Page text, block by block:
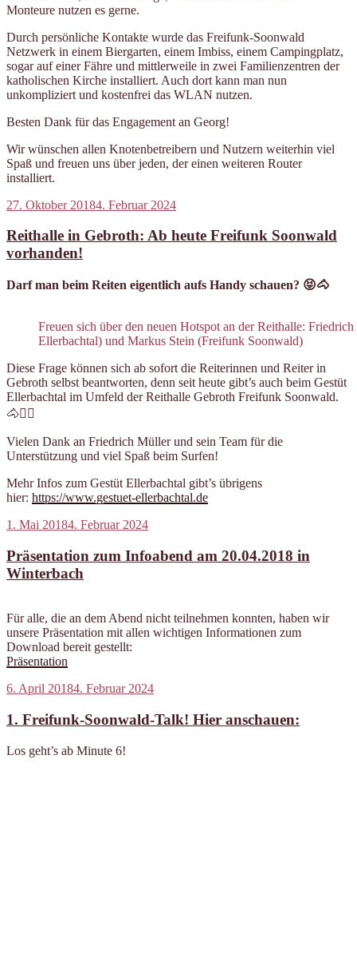
Monteure nutzen es gerne.
Durch persönliche Kontakte wurde das Freifunk-Soonwald
Netzwerk in einem Biergarten, einem Imbiss, einem Campingplatz,
sogar auf einer Fähre und mittlerweile in zwei Familienzentren der
katholischen Kirche installiert. Auch dort kann man nun
unkompliziert und kostenfrei das WLAN nutzen.
Besten Dank für das Engagement an Georg!
Wir wünschen allen Knotenbetreibern und Nutzern weiterhin viel
Spaß und freuen uns über jeden, der einen weiteren Router
installiert.
Veröffentlicht
27. Oktober 20184. Februar 2024
Reithalle in Gebroth: Ab heute Freifunk Soonwald
vorhanden!
Darf man beim Reiten eigentlich aufs Handy schauen? 😝🐴
Freuen sich über den neuen Hotspot an der Reithalle:
Ellerbachtal) und Markus Stein (Freifunk Soonwald)
Diese Frage können sich ab sofort die Reiterinnen und Reiter in
Gebroth selbst beantworten, denn seit heute gibt’s auch beim Gestüt
Ellerbachtal im Umfeld der Reithalle Gebroth Freifunk Soonwald.
🐴✌🏻
Vielen Dank an Friedrich Müller und sein Team für die
Unterstützung und viel Spaß beim Surfen!
Mehr Infos zum Gestüt Ellerbachtal gibt’s übrigens
hier: https://www.gestuet-ellerbachtal.de
Veröffentlicht
1. Mai 20184. Februar 2024
Präsentation zum Infoabend am 20.04.2018 in
Winterbach
Für alle, die an dem Abend nicht teilnehmen konnten, haben wir
unsere Präsentation mit allen wichtigen Informationen zum
Download bereit gestellt:
Präsentation
Veröffentlicht
6. April 20184. Februar 2024
1. Freifunk-Soonwald-Talk! Hier anschauen:
Los geht’s ab Minute 6!